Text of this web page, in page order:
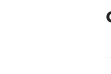
Cozinha